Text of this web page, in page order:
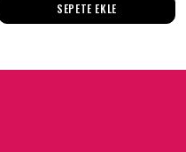
SEPETE EKLE